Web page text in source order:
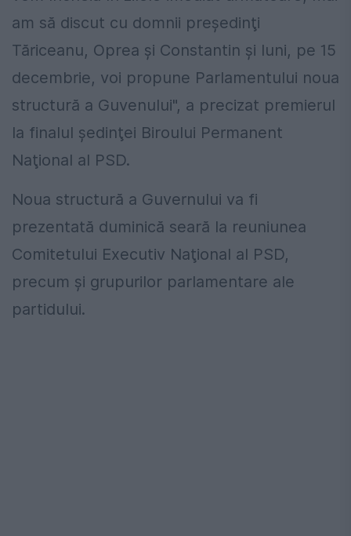
am să discut cu domnii preşedinţi
Tăriceanu, Oprea şi Constantin şi luni, pe 15
decembrie, voi propune Parlamentului noua
structură a Guvenului", a precizat premierul
la finalul şedinţei Biroului Permanent
Naţional al PSD.
Noua structură a Guvernului va fi
prezentată duminică seară la reuniunea
Comitetului Executiv Naţional al PSD,
precum şi grupurilor parlamentare ale
partidului.